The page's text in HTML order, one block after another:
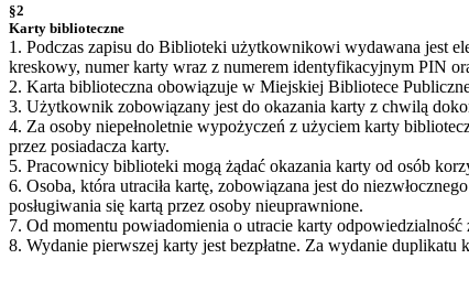
§2
Karty biblioteczne
1. Podczas zapisu do Biblioteki użytkownikowi wydawana jest
kreskowy, numer karty wraz z numerem identyfikacyjnym PIN
2. Karta biblioteczna obowiązuje w Miejskiej Bibliotece
3. Użytkownik zobowiązany jest do okazania karty z chwilą
4. Za osoby niepełnoletnie wypożyczeń z użyciem karty
przez posiadacza karty.
5. Pracownicy biblioteki mogą żądać okazania karty od osób
6. Osoba, która utraciła kartę, zobowiązana jest do
posługiwania się kartą przez osoby nieuprawnione.
7. Od momentu powiadomienia o utracie karty
8. Wydanie pierwszej karty jest bezpłatne. Za wydanie